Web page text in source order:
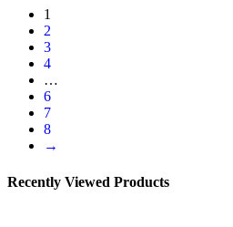
1
2
3
4
…
6
7
8
→
Recently Viewed Products